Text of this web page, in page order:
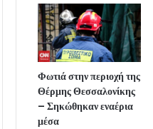
Φωτιά στην περιοχή της
Θέρμης Θεσσαλονίκης
– Σηκώθηκαν εναέρια
μέσα